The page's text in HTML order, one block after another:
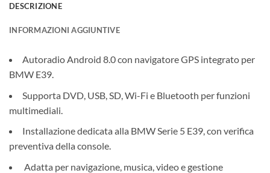
DESCRIZIONE
INFORMAZIONI AGGIUNTIVE
Autoradio Android 8.0 con navigatore GPS integrato per
BMW E39.
Supporta DVD, USB, SD, Wi-Fi e Bluetooth per funzioni
multimediali.
Installazione dedicata alla BMW Serie 5 E39, con verifica
preventiva della console.
️ Adatta per navigazione, musica, video e gestione